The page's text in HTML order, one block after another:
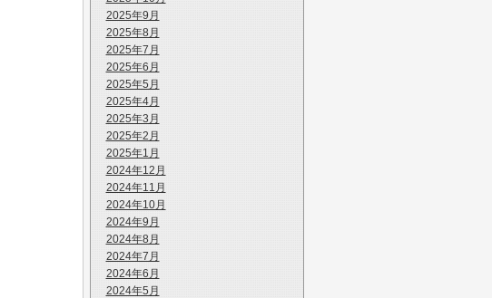
2025年9月
2025年8月
2025年7月
2025年6月
2025年5月
2025年4月
2025年3月
2025年2月
2025年1月
2024年12月
2024年11月
2024年10月
2024年9月
2024年8月
2024年7月
2024年6月
2024年5月